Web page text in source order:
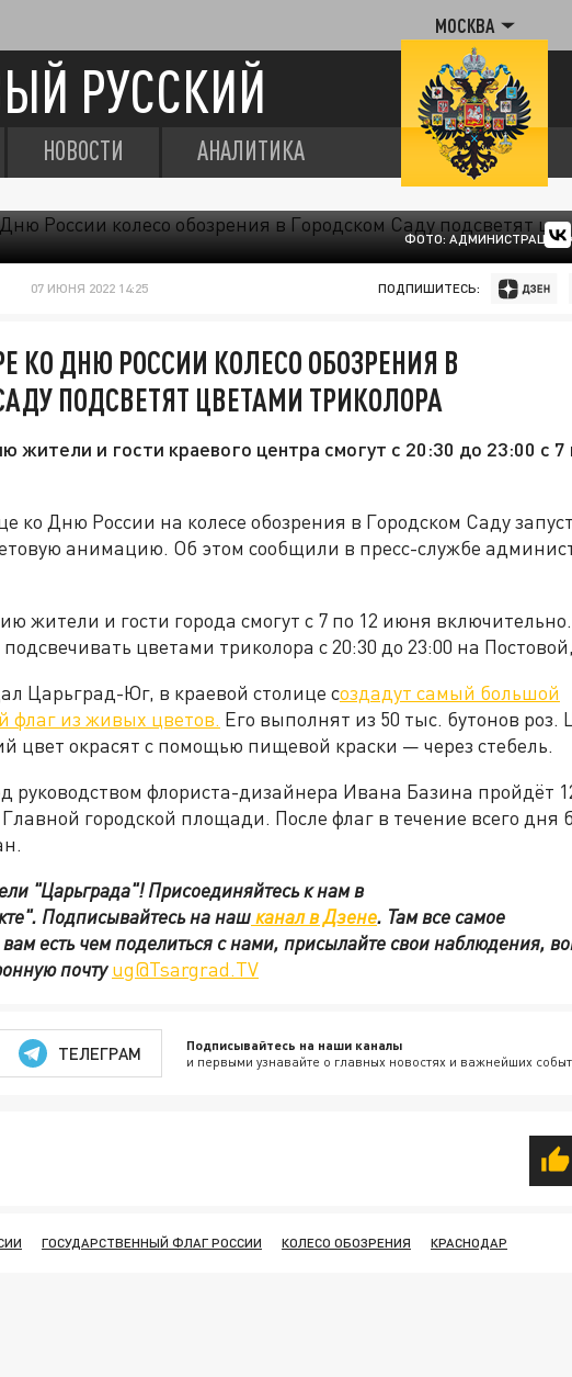
МОСКВА
РУССКИЙ
НОВОСТИ АНАЛИТИКА
ФОТО: АДМИНИСТРАЦИИ
07 ИЮНЯ 2022 14:25 ПОДПИШИТЕСЬ:
КО ДНЮ РОССИИ КОЛЕСО ОБОЗРЕНИЯ В
ПОДСВЕТЯТ ЦВЕТАМИ ТРИКОЛОРА
жители и гости краевого центра смогут с 20:30 до 23:00 с 7
ко Дню России на колесе обозрения в Городском Саду
анимацию. Об этом сообщили в пресс-службе
жители и гости города смогут с 7 по 12 июня
цветами триколора с 20:30 до 23:00 на
Царьград-Юг, в краевой столице создадут самый большой
флаг из живых цветов. Его выполнят из 50 тыс. бутонов роз.
цвет окрасят с помощью пищевой краски — через стебель.
руководством флориста-дизайнера Ивана Базина пройдёт
городской площади. После флаг в течение всего дня
"Царьграда"!Присоединяйтесь к нам в
. Подписывайтесь на нашканал в Дзене. Там все самое
есть чем поделиться с нами, присылайте свои наблюдения,
почтуug@Tsargrad.TV
ТЕЛЕГРАМ Подписывайтесь на наши каналы
и первыми узнавайте о главных новостях и важнейших
ГОСУДАРСТВЕННЫЙ ФЛАГ РОССИИ КОЛЕСО ОБОЗРЕНИЯ КРАСНОДАР